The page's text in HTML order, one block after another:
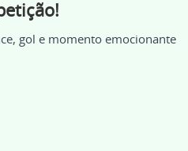
gol e momento emocionante